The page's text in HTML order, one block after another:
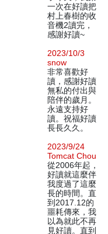
一次在好讀把
村上春樹的收
音機2讀完，
感謝好讀~
2023/10/3
snow
非常喜歡好
讀，感謝好讀
無私的付出與
陪伴的歲月。
永遠支持好
讀。祝福好讀
長長久久。
2023/9/24
Tomcat Chou
從2006年起，
好讀就這麼伴
我度過了這麼
長的時間。直
到2017.12的
噩耗傳來，我
以為就此不再
見好讀。直到